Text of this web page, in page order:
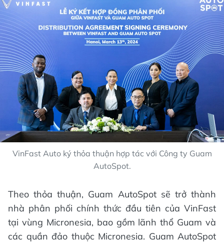
VinFast Auto ký thỏa thuận hợp tác với Công ty Guam
AutoSpot.
Theo thỏa thuận, Guam AutoSpot sẽ trở thành
nhà phân phối chính thức đầu tiên của VinFast
tại vùng Micronesia, bao gồm lãnh thổ Guam và
các quần đảo thuộc Micronesia. Guam AutoSpot